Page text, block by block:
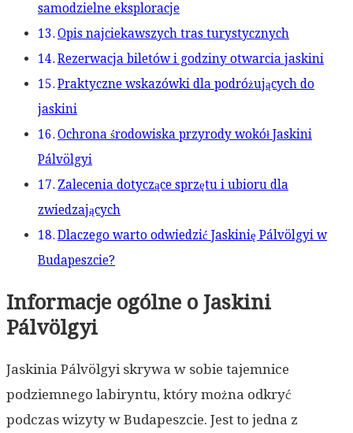
samodzielne eksploracje
Opis najciekawszych tras turystycznych
Rezerwacja biletów i godziny otwarcia jaskini
Praktyczne wskazówki dla podróżujących do
jaskini
Ochrona środowiska przyrody wokół Jaskini
Pálvölgyi
Zalecenia dotyczące sprzętu i ubioru dla
zwiedzających
Dlaczego warto odwiedzić Jaskinię Pálvölgyi w
Budapeszcie?
Informacje ogólne o Jaskini
Pálvölgyi
Jaskinia Pálvölgyi skrywa w sobie tajemnice
podziemnego labiryntu, który można odkryć
podczas wizyty w Budapeszcie. Jest to jedna z